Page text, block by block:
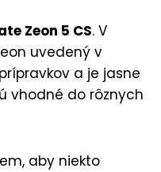
Zeon 5 CS. V
uvedený v
a je jasne
vhodné do rôznych
aby niekto